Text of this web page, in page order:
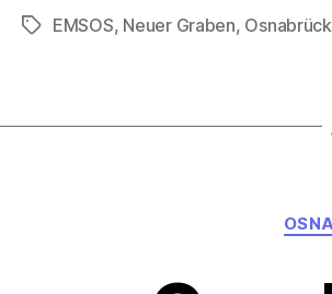
Schlagwörter
EMSOS, Neuer Graben, Osnabrück